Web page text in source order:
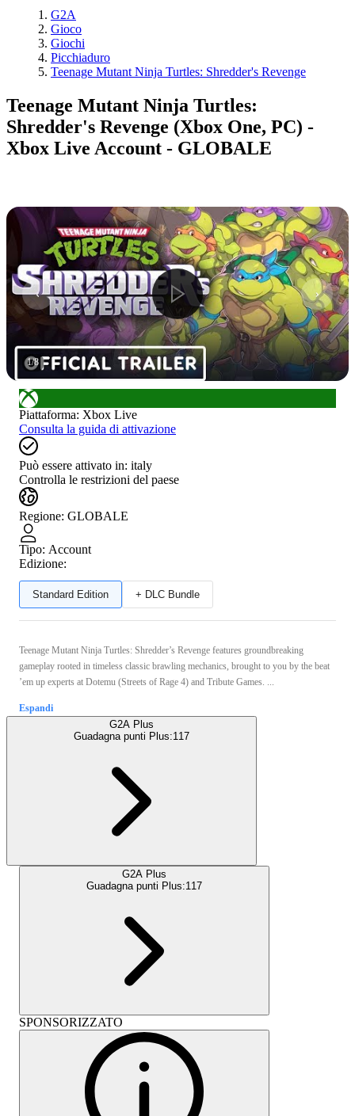
G2A
Gioco
Giochi
Picchiaduro
Teenage Mutant Ninja Turtles: Shredder's Revenge
Teenage Mutant Ninja Turtles:
Shredder's Revenge (Xbox One, PC) -
Xbox Live Account - GLOBALE
1/8
Piattaforma: Xbox Live
Consulta la guida di attivazione
Può essere attivato in: italy
Controlla le restrizioni del paese
Regione: GLOBALE
Tipo: Account
Edizione:
Standard Edition + DLC Bundle
Teenage Mutant Ninja Turtles: Shredder’s Revenge features groundbreaking
gameplay rooted in timeless classic brawling mechanics, brought to you by the beat
’em up experts at Dotemu (Streets of Rage 4) and Tribute Games. ...
Espandi
G2A Plus
Guadagna punti Plus:117
G2A Plus
Guadagna punti Plus:117
SPONSORIZZATO